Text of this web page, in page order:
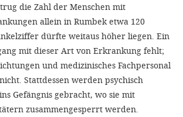
die Zahl der Menschen mit
allein in Rumbek etwa 120
dürfte weitaus höher liegen. Ein
mit dieser Art von Erkrankung fehlt;
und medizinisches Fachpersonal
Stattdessen werden psychisch
Gefängnis gebracht, wo sie mit
zusammengesperrt werden.